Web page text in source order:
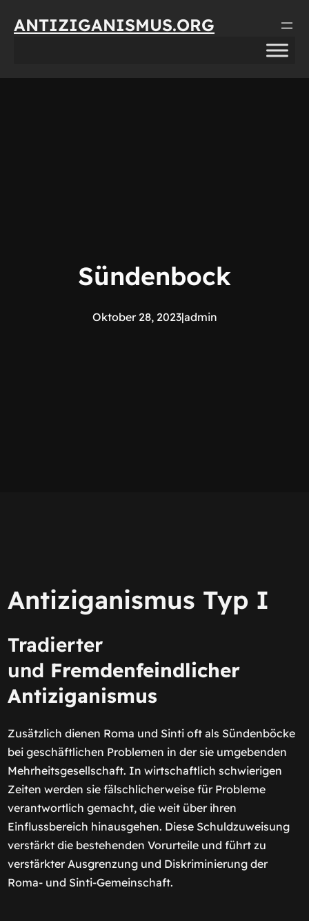
zumANTIZIGANISMUS.ORG
Sündenbock
Oktober 28, 2023|admin
Antiziganismus Typ I
Tradierter
und Fremdenfeindlicher
Antiziganismus
Zusätzlich dienen Roma und Sinti oft als Sündenböcke
bei geschäftlichen Problemen in der sie umgebenden
Mehrheitsgesellschaft. In wirtschaftlich schwierigen
Zeiten werden sie fälschlicherweise für Probleme
verantwortlich gemacht, die weit über ihren
Einflussbereich hinausgehen. Diese Schuldzuweisung
verstärkt die bestehenden Vorurteile und führt zu
verstärkter Ausgrenzung und Diskriminierung der
Roma- und Sinti-Gemeinschaft.